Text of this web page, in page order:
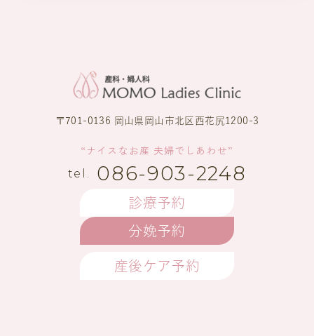
〒701-0136 岡山県岡山市北区西花尻1200-3
“ナイスなお産 夫婦でしあわせ”
086-903-2248
診療予約
分娩予約
産後ケア予約